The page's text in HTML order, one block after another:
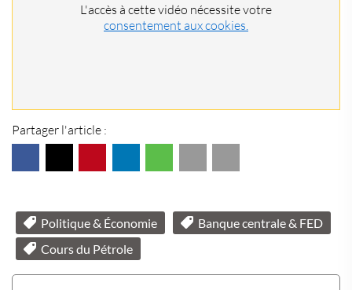
L'accès à cette vidéo nécessite votre
consentement aux cookies.
Partager l'article :
Politique & Économie
Banque centrale & FED
Cours du Pétrole